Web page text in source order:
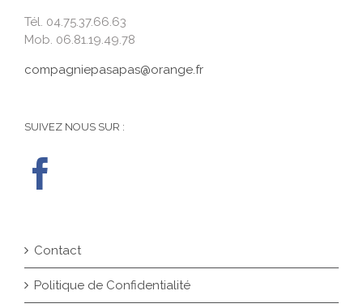
Tél. 04.75.37.66.63
Mob. 06.81.19.49.78
compagniepasapas@orange.fr
SUIVEZ NOUS SUR :
Contact
Politique de Confidentialité